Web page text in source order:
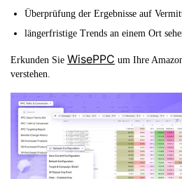
Überprüfung der Ergebnisse auf
längerfristige Trends an einem Ort
Erkunden Sie WisePPC um Ihre
verstehen.